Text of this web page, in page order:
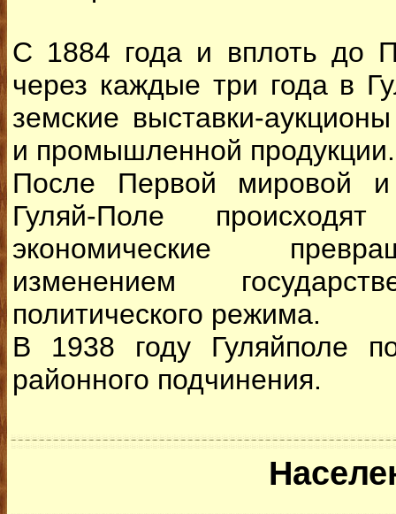
С 1884 года и вплоть до
через каждые три года в
земские выставки-
и промышленной продукции.
После Первой мировой
Гуляй-Поле
экономические
изменением
политического режима.
В 1938 году Гуляйполе
районного подчинения.